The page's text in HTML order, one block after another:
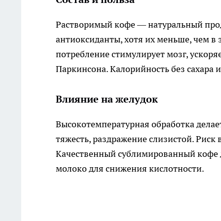
Растворимый кофе — натуральный
антиоксиданты, хотя их меньше, чем
потребление стимулирует мозг,
Паркинсона. Калорийность без сахара
Влияние на желудок
Высокотемпературная обработка
тяжесть, раздражение слизистой.
Качественный сублимированный кофе
молоко для снижения кислотности.